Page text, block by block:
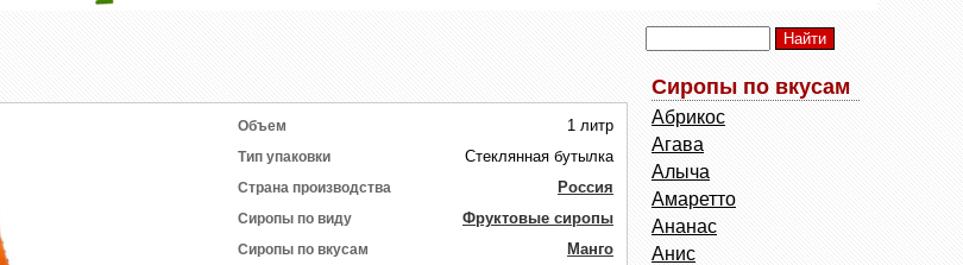
Объем 1 литр
Тип упаковки Стеклянная бутылка
Страна производства Россия
Сиропы по виду Фруктовые сиропы
Сиропы по вкусам Манго
Сиропы по вкусам
Абрикос
Агава
Алыча
Амаретто
Ананас
Анис